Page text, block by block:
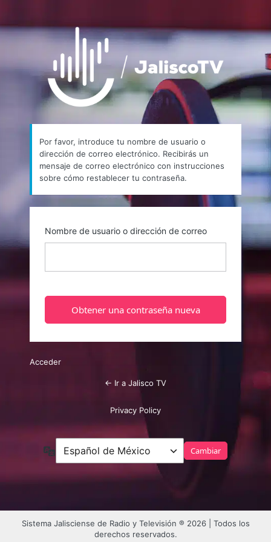
Contraseña
perdida
https://
Por favor, introduce tu nombre de usuario o
dirección de correo electrónico. Recibirás un
mensaje de correo electrónico con instrucciones
sobre cómo restablecer tu contraseña.
Nombre de usuario o dirección de correo
Acceder
← Ir a Jalisco TV
Privacy Policy
Idioma
Sistema Jalisciense de Radio y Televisión ® 2026 | Todos los
derechos reservados.